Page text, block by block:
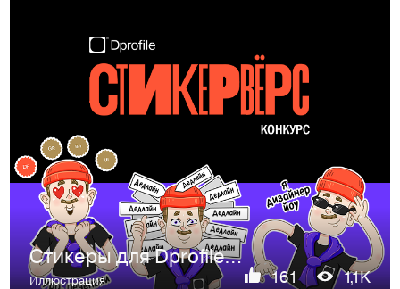
Стикеры для Dprofile. Стикервёрс.
Иллюстрация 161 1,1K